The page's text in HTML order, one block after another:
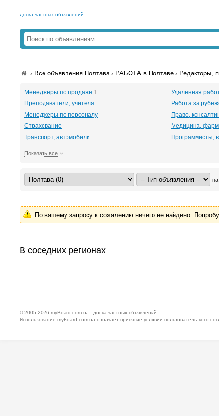
Доска частных объявлений
› Все объявления Полтава› РАБОТА в Полтаве › Редакторы,
Менеджеры по продаже 1
Удаленная
Преподаватели, учителя
Работа за
Менеджеры по персоналу
Право,
Страхование
Медицина,
Транспорт, автомобили
Программисты,
Показать все
на
По вашему запросу к сожалению ничего не найдено.
В соседних регионах
© 2005-2026 myBoard.com.ua - доска частных объявлений
Использование myBoard.com.ua означает принятие условий пользовательского